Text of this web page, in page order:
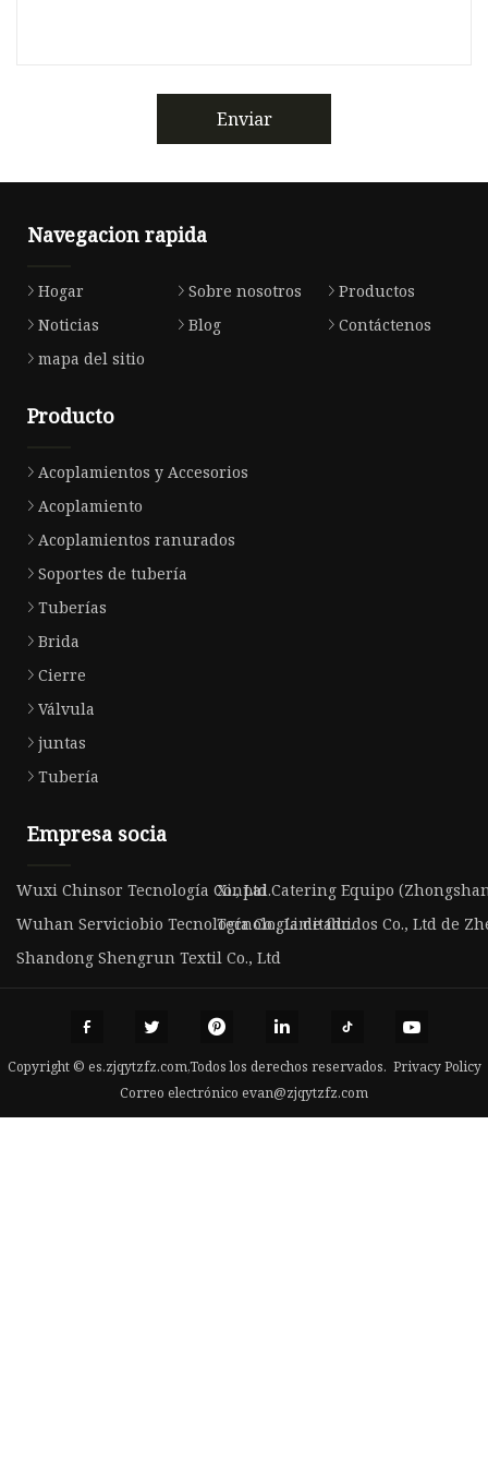
Enviar
Navegacion rapida
Hogar Sobre nosotros
Productos
Noticias
Blog
Contáctenos
mapa del sitio
Producto
Acoplamientos y Accesorios
Acoplamiento
Acoplamientos ranurados
Soportes de tubería
Tuberías
Brida
Cierre
Válvula
juntas
Tubería
Empresa socia
Wuxi Chinsor Tecnología Co., Ltd.Xinpai Catering Equipo
Wuhan Serviciobio Tecnología Co., Limitado.
Tecnología de fluidos Co., Ltd de
Shandong Shengrun Textil Co., Ltd
Copyright © es.zjqytzfz.com,Todos los derechos reservados. Privacy Policy
Correo electrónico evan@zjqytzfz.com